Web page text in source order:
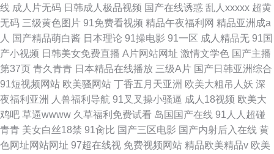
线 成人片无码 日韩成人极品视频 国产在线诱惑 乱人xxxxx 超黄
无码 三级黄色图片 91免费看视频 精品午夜福利网 精品亚洲成a
人 国产精品萌白酱 日本理论 91操电影 91一区 成人精品无 91国
产小视频 日韩美女免费直播 A片网站网址 激情文学色 国产主播
第37页 青久青青 日本精品在线播放 三级A片 国产日韩亚洲综合
91短视频网站 欧美骚网站 丁香五月天亚洲 欧美大粗吊人妖 深
夜福利亚洲
人兽福利导航 91叉叉操小骚逼 成人18视频 欧美大
鸡吧 草逼wwww 久草福利免费试看 岛国国产在线 91人人超碰
青青 美女白丝18禁 91肏比 国产三区电影 国产内射后入在线 黄
色网址网站网址 97超在线视 免费视频网站 精品欧美精品v 欧美